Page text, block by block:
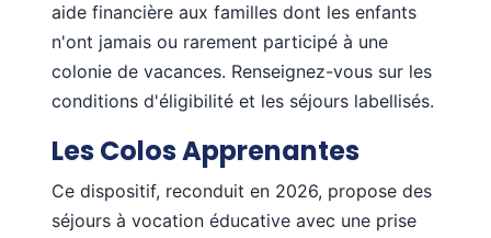
aide financière aux familles dont les enfants
n'ont jamais ou rarement participé à une
colonie de vacances. Renseignez-vous sur les
conditions d'éligibilité et les séjours labellisés.
Les Colos Apprenantes
Ce dispositif, reconduit en 2026, propose des
séjours à vocation éducative avec une prise